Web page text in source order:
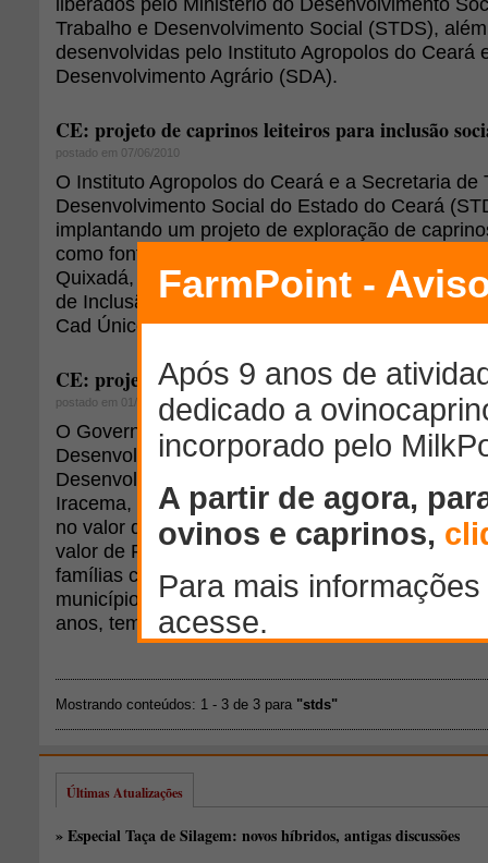
Trabalho e Desenvolvimento Social (STDS),
desenvolvidas pelo Instituto Agropolos do Ceará
Desenvolvimento Agrário (SDA).
CE: projeto de caprinos leiteiros para inclusão
postado em 07/06/2010
O Instituto Agropolos do Ceará e a Secretaria de
Desenvolvimento Social do Estado do Ceará
implantando um projeto de exploração de
como fonte de renda mas também na dieta
Quixadá, dois municípios pertencentes à área
de Inclusão Social e Produtiva de Famílias
Cad Único.
CE: projeto de inclusão social beneficiará famílias
postado em 01/07/2010
O Governo do Estado, por meio da Secretaria do
Desenvolvimento Social (STDS), e em parceria
Desenvolvimento Social (MDS), lançou ontem
Iracema, o Projeto de Inclusão Social e
no valor de R$ 14,5 milhões e contrapartida dos
valor de R$ 2,2 milhões. A iniciativa se destina
famílias cadastradas no CadÚnico. Cerca de 13
municípios beneficiados serão atendidos
anos, tempo de duração do projeto.
Mostrando conteúdos: 1 - 3 de 3 para "stds"
Últimas Atualizações
» Especial Taça de Silagem: novos híbridos, antigas discussões